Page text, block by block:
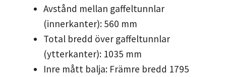
Avstånd mellan gaffeltunnlar
(innerkanter): 560 mm
Total bredd över gaffeltunnlar
(ytterkanter): 1035 mm
Inre mått balja: Främre bredd 1795